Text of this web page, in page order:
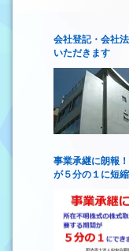
会社登記・会社
いただきます
事業承継に朗報
が５分の１に短